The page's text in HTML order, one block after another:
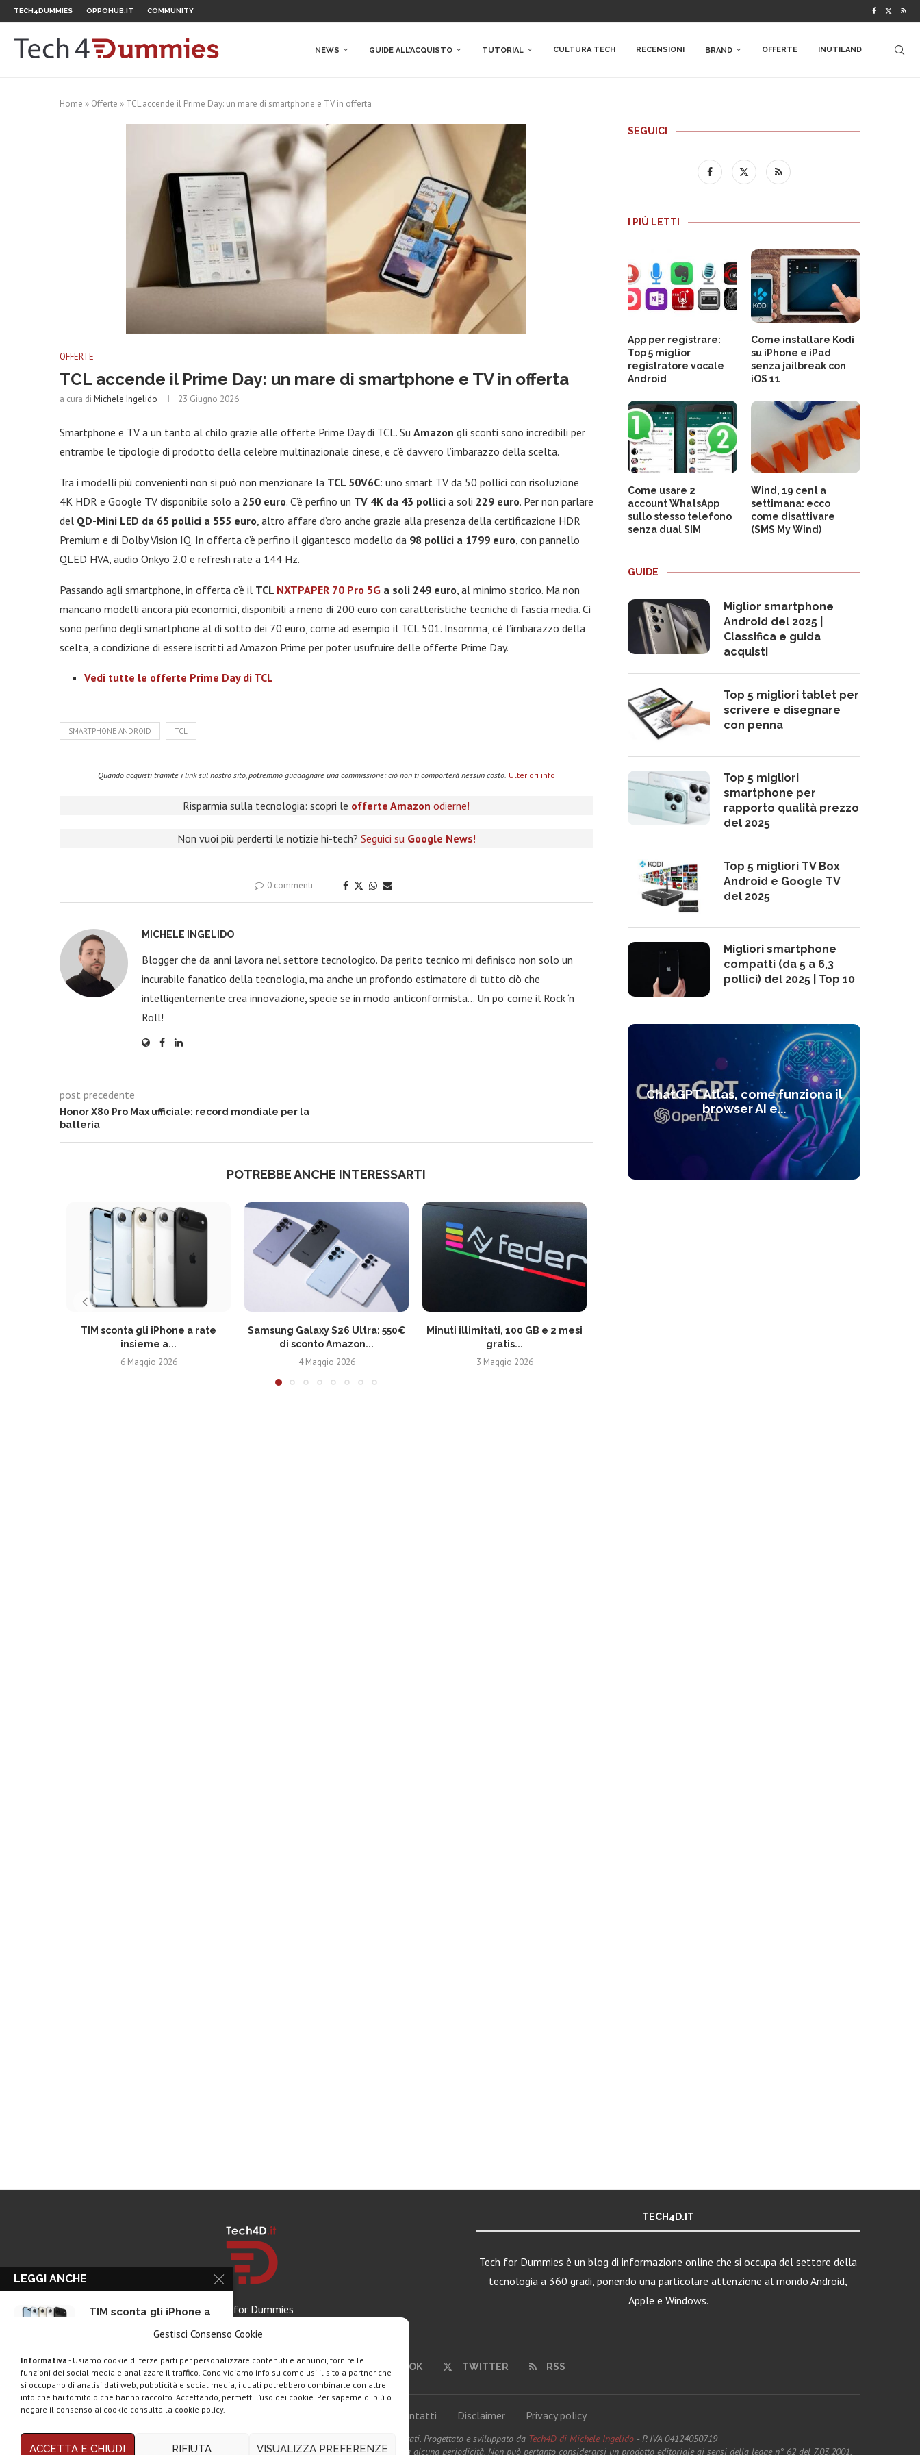
Gestisci Consenso Cookie
Informativa - Usiamo cookie di terze parti per personalizzare contenuti e annunci, fornire le
funzioni dei social media e analizzare il traffico. Condividiamo info su come usi il sito a partner che
si occupano di analisi dati web, pubblicità e social media, i quali potrebbero combinarle con altre
info che hai fornito o che hanno raccolto. Accettando, permetti l’uso dei cookie. Per saperne di più o
negare il consenso ai cookie consulta la cookie policy.
ACCETTA E CHIUDI RIFIUTA VISUALIZZA PREFERENZE
TECH4DUMMIES OPPOHUB.IT COMMUNITY
NEWS GUIDE ALL’ACQUISTO TUTORIAL CULTURA TECH RECENSIONI BRAND OFFERTE INUTILAND
Home » Offerte » TCL accende il Prime Day: un mare di smartphone e TV in offerta
OFFERTE
TCL accende il Prime Day: un mare di smartphone e TV in offerta
a cura di Michele Ingelido 23 Giugno 2026
Smartphone e TV a un tanto al chilo grazie alle offerte Prime Day di TCL. Su Amazon gli sconti sono incredibili per
entrambe le tipologie di prodotto della celebre multinazionale cinese, e c’è davvero l’imbarazzo della scelta.
Tra i modelli più convenienti non si può non menzionare la TCL 50V6C: uno smart TV da 50 pollici con risoluzione
4K HDR e Google TV disponibile solo a 250 euro. C’è perfino un TV 4K da 43 pollici a soli 229 euro. Per non parlare
del QD-Mini LED da 65 pollici a 555 euro, altro affare d’oro anche grazie alla presenza della certificazione HDR
Premium e di Dolby Vision IQ. In offerta c’è perfino il gigantesco modello da 98 pollici a 1799 euro, con pannello
QLED HVA, audio Onkyo 2.0 e refresh rate a 144 Hz.
Passando agli smartphone, in offerta c’è il TCL NXTPAPER 70 Pro 5G a soli 249 euro, al minimo storico. Ma non
mancano modelli ancora più economici, disponibili a meno di 200 euro con caratteristiche tecniche di fascia media. Ci
sono perfino degli smartphone al di sotto dei 70 euro, come ad esempio il TCL 501. Insomma, c’è l’imbarazzo della
scelta, a condizione di essere iscritti ad Amazon Prime per poter usufruire delle offerte Prime Day.
Vedi tutte le offerte Prime Day di TCL
SMARTPHONE ANDROID TCL
Quando acquisti tramite i link sul nostro sito, potremmo guadagnare una commissione: ciò non ti comporterà nessun costo. Ulteriori info
Risparmia sulla tecnologia: scopri le offerte Amazon odierne!
Non vuoi più perderti le notizie hi-tech? Seguici su Google News!
0 commenti
MICHELE INGELIDO
Blogger che da anni lavora nel settore tecnologico. Da perito tecnico mi definisco non solo un
incurabile fanatico della tecnologia, ma anche un profondo estimatore di tutto ciò che
intelligentemente crea innovazione, specie se in modo anticonformista… Un po’ come il Rock ‘n
Roll!
post precedente
Honor X80 Pro Max ufficiale: record mondiale per la
batteria
POTREBBE ANCHE INTERESSARTI
TIM sconta gli iPhone a rate
insieme a...
6 Maggio 2026
Samsung Galaxy S26 Ultra: 550€
di sconto Amazon...
4 Maggio 2026
Minuti illimitati, 100 GB e 2 mesi
gratis...
3 Maggio 2026
SEGUICI
I PIÙ LETTI
App per registrare:
Top 5 miglior
registratore vocale
Android
Come installare Kodi
su iPhone e iPad
senza jailbreak con
iOS 11
Come usare 2
account WhatsApp
sullo stesso telefono
senza dual SIM
Wind, 19 cent a
settimana: ecco
come disattivare
(SMS My Wind)
GUIDE
Miglior smartphone
Android del 2025 |
Classifica e guida
acquisti
Top 5 migliori tablet per
scrivere e disegnare
con penna
Top 5 migliori
smartphone per
rapporto qualità prezzo
del 2025
Top 5 migliori TV Box
Android e Google TV
del 2025
Migliori smartphone
compatti (da 5 a 6,3
pollici) del 2025 | Top 10
ChatGPT Atlas, come funziona il
browser AI e...
Tech for Dummies
TECH4D.IT
Tech for Dummies è un blog di informazione online che si occupa del settore della
tecnologia a 360 gradi, ponendo una particolare attenzione al mondo Android,
Apple e Windows.
FACEBOOK TWITTER RSS
Contatti Disclaimer Privacy policy
Copyright © 2025 Tech4Dummies. Tutti i diritti riservati. Progettato e sviluppato da Tech4D di Michele Ingelido- P. IVA 04124050719
Questo blog non rappresenta una testata giornalistica in quanto viene aggiornato senza alcuna periodicità. Non può pertanto considerarsi un prodotto editoriale ai sensi della legge n° 62 del 7.03.2001.
LEGGI ANCHE
TIM sconta gli iPhone a
Samsung Galaxy S26
Ultra: 550€ di...
Minuti illimitati, 100 GB